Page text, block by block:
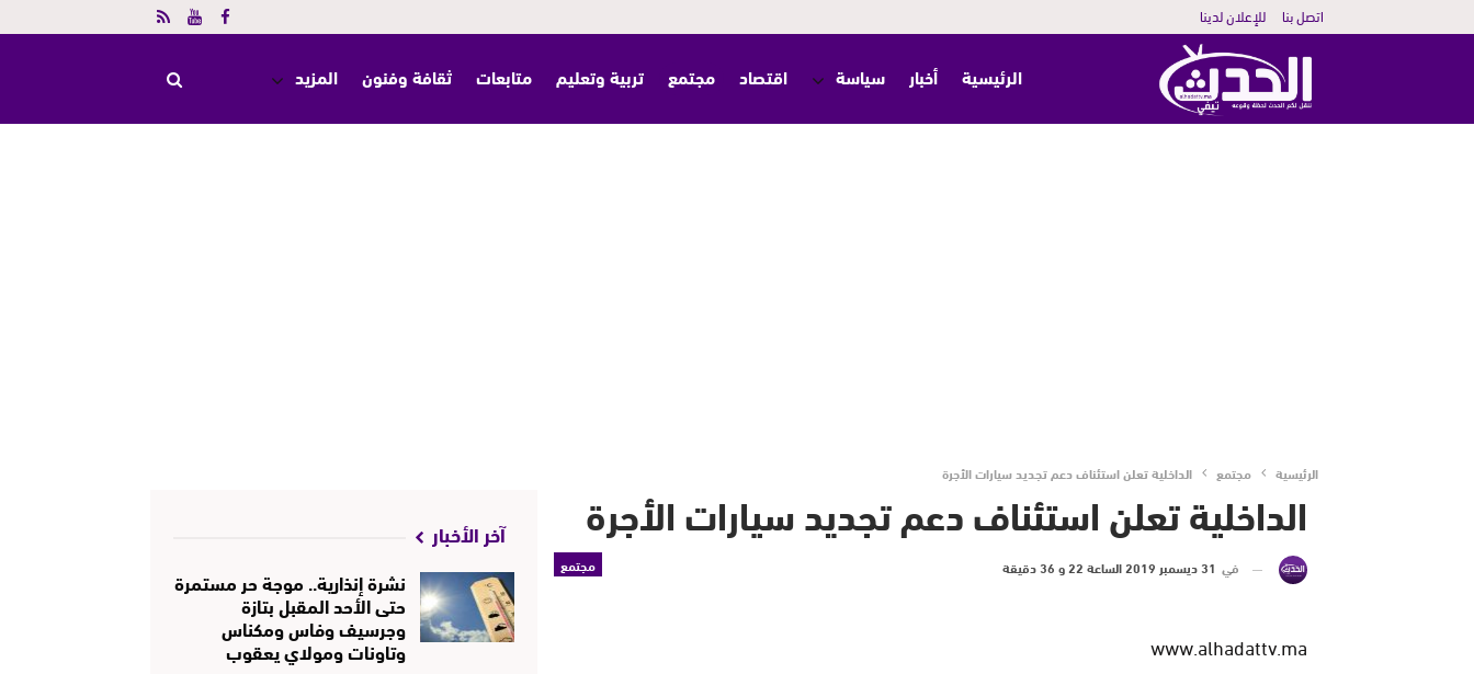
اتصل بنا للإعلان لدينا
الرئيسية أخبار سياسة اقتصاد مجتمع تربية وتعليم متابعات ثقافة وفنون المزيد
الرئيسية مجتمع الداخلية تعلن استئناف دعم تجديد سيارات الأجرة
الداخلية تعلن استئناف دعم تجديد سيارات الأجرة
مجتمع في 31 ديسمبر 2019 الساعة 22 و 36 دقيقة
www.alhadattv.ma
آخر الأخبار
نشرة إنذارية.. موجة حر مستمرة
حتى الأحد المقبل بتازة
وجرسيف وفاس ومكناس
وتاونات ومولاي يعقوب